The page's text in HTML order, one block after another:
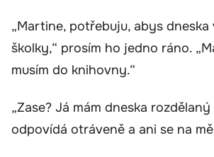
„Martine, potřebuju, abys
školky,“ prosím ho jedno ráno.
musím do knihovny.“
„Zase? Já mám dneska
odpovídá otráveně a ani se na